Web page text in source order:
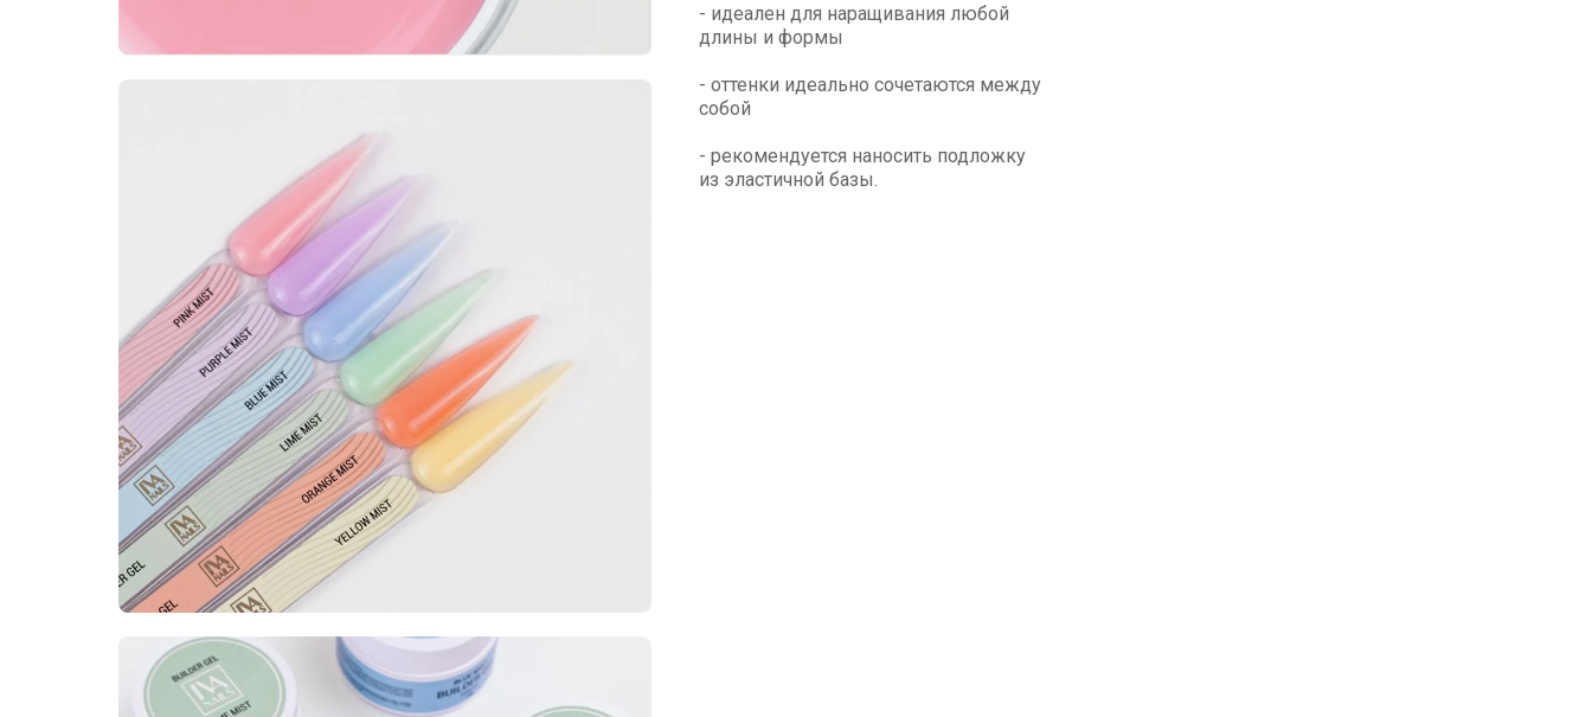
- идеален для наращивания любой
длины и формы
- оттенки идеально сочетаются между
собой
- рекомендуется наносить подложку
из эластичной базы.